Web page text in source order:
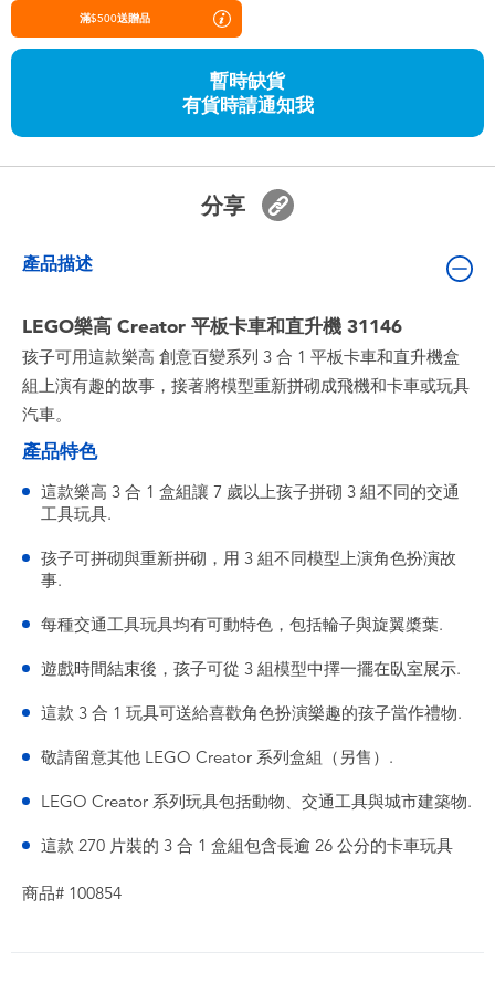
嬰兒及學前玩具
人氣角色
生活精品
滿$500送贈品
暫時缺貨
有貨時請通知我
分享
產品描述
LEGO樂高 Creator 平板卡車和直升機 31146
孩子可用這款樂高 創意百變系列 3 合 1 平板卡車和直升機盒
組上演有趣的故事，接著將模型重新拼砌成飛機和卡車或玩具
汽車。
產品特色
這款樂高 3 合 1 盒組讓 7 歲以上孩子拼砌 3 組不同的交通
工具玩具.
孩子可拼砌與重新拼砌，用 3 組不同模型上演角色扮演故
事.
每種交通工具玩具均有可動特色，包括輪子與旋翼槳葉.
遊戲時間結束後，孩子可從 3 組模型中擇一擺在臥室展示.
這款 3 合 1 玩具可送給喜歡角色扮演樂趣的孩子當作禮物.
敬請留意其他 LEGO Creator 系列盒組（另售）.
LEGO Creator 系列玩具包括動物、交通工具與城市建築物.
這款 270 片裝的 3 合 1 盒組包含長逾 26 公分的卡車玩具
商品# 100854